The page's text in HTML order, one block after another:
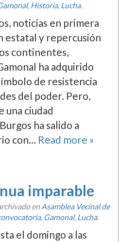
, Historia, Lucha.
noticias en primera
estatal y repercusión
continentes,
ha adquirido
de resistencia
del poder. Pero,
una ciudad
ha salido a
con… Read more »
imparable
enAsamblea Vecinal de
, Gamonal, Lucha.
el domingo a las